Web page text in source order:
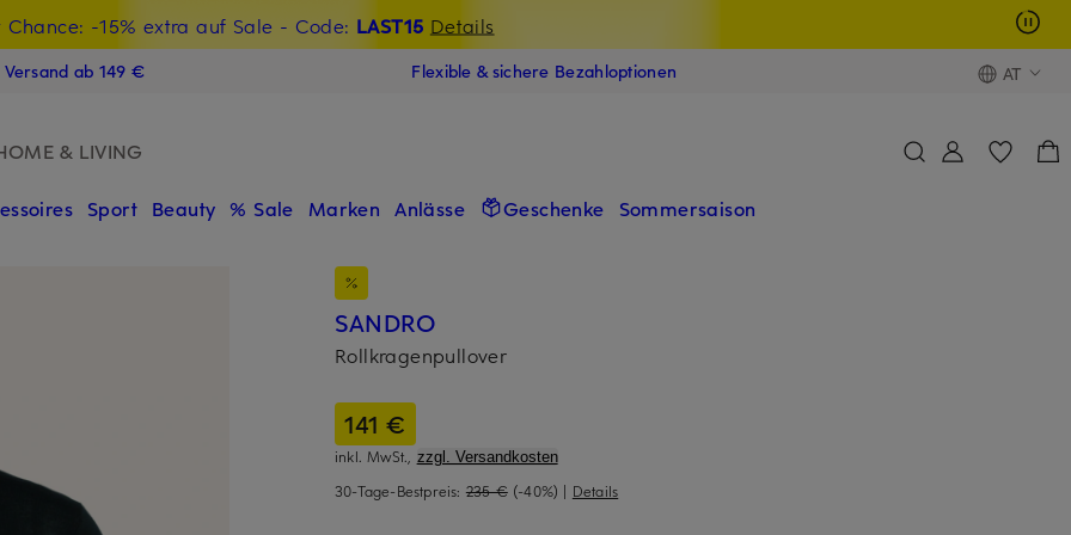
Chance: -15% extra auf Sale - Code: LAST15 Details
Willkommensgutschein mit Beyond sichern
ab 149 € Flexible & sichere Bezahloptionen AT
& LIVING
Sport Beauty % Sale Marken Anlässe Geschenke Sommersaison
SANDRO
Rollkragenpullover
141 €
inkl. MwSt., zzgl. Versandkosten
30-Tage-Bestpreis: 235 € (-40%) | Details